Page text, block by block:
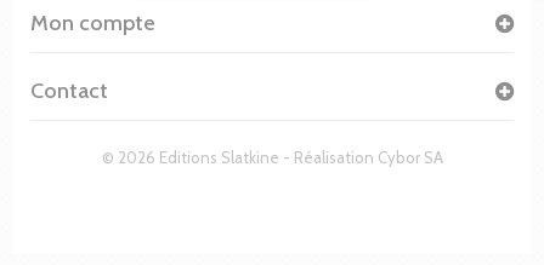
© 2026 Editions Slatkine - Réalisation Cybor SA
Mon compte
Contact